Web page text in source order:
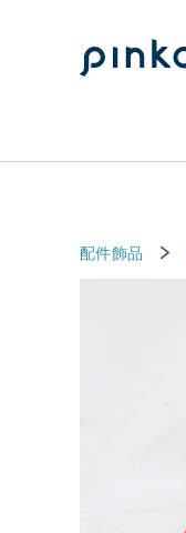
配件飾品